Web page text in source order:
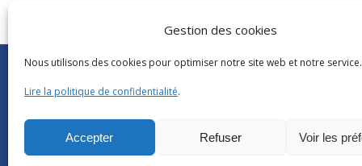
Gestion des cookies
Nous utilisons des cookies pour optimiser notre site web et notre service.
Lire la politique de confidentialité.
Accepter Refuser Voir les
Abonnements Frantext
Séminaires ATILF
Glossaire
CNRS|